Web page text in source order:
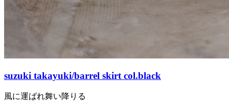
suzuki takayuki/barrel skirt col.black
風に運ばれ舞い降りる